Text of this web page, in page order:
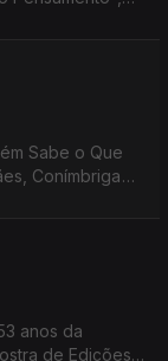
Sabe o Que
Conímbriga
anos da
de Edições